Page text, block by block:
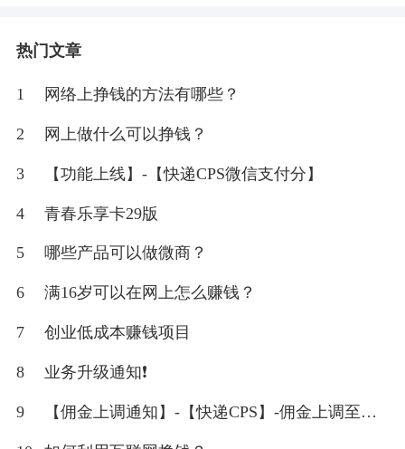
热门文章
1 网络上挣钱的方法有哪些？
2 网上做什么可以挣钱？
3 【功能上线】-【快递CPS微信支付分】
4 青春乐享卡29版
5 哪些产品可以做微商？
6 满16岁可以在网上怎么赚钱？
7 创业低成本赚钱项目
8 业务升级通知❗
9
【佣金上调通知】-【快递CPS】-佣金上调至